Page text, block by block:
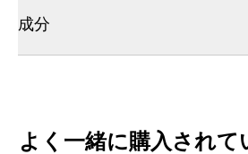
成分
よく一緒に購入されて